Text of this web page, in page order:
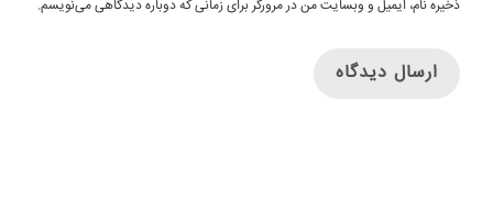
ذخیره نام، ایمیل و وبسایت من در مرورگر برای زمانی که دوباره دیدگاهی می‌نویسم.